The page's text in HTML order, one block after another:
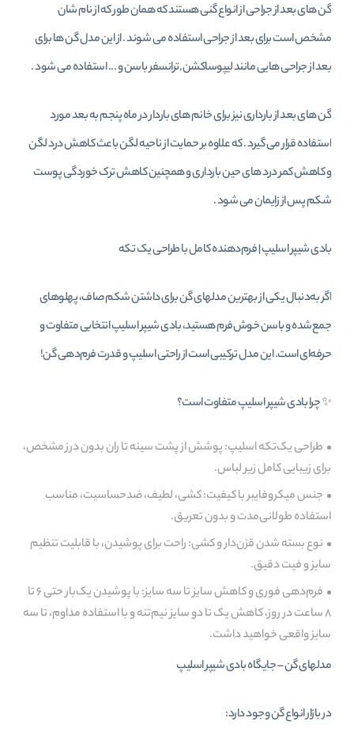
گن های بعد از جراحی از انواع گنی هستند که همان طور که از نام شان
مشخص است برای بعد از جراحی استفاده می شوند . از این مدل گن ها برای
بعد از جراحی هایی مانند لیپوساکشن ,‌ترانسفر باسن و ... استفاده می شود .
گن های بعد از بارداری نیز برای خانم های باردار در ماه پنجم به بعد مورد
استفاده قرار می گیرد . که علاوه بر حمایت از ناحیه لگن باعث کاهش درد لگن
و کاهش کمر درد های حین بارداری و همچنین کاهش ترک خوردگی پوست
شکم پس از زایمان می شود .
بادی شیپر اسلیپ | فرم‌دهنده کامل با طراحی یک‌ تکه
اگر به‌دنبال یکی از بهترین مدلهای گن برای داشتن شکم صاف، پهلوهای
جمع‌شده و باسن خوش‌فرم هستید، بادی شیپر اسلیپ انتخابی متفاوت و
حرفه‌ای است. این مدل ترکیبی است از راحتی اسلیپ و قدرت فرم‌دهی گن!
✨ چرا بادی شیپر اسلیپ متفاوت است؟
طراحی یک‌تکه اسلیپ: پوشش از پشت سینه تا ران بدون درز مشخص،
برای زیبایی کامل زیر لباس.
جنس میکروفایبر با کیفیت: کشی، لطیف، ضدحساسیت، مناسب
استفاده طولانی‌مدت و بدون تعریق.
نوع بسته شدن قزن‌دار و کشی: راحت برای پوشیدن، با قابلیت تنظیم
سایز و فیت دقیق.
فرم‌دهی فوری و کاهش سایز تا سه سایز: با پوشیدن یک‌بار حتی ۶ تا
۸ ساعت در روز، کاهش یک تا دو سایز نیم‌تنه و با استفاده مداوم، تا سه
سایز واقعی خواهید داشت.
مدلهای گن – جایگاه بادی شیپر اسلیپ
در بازار انواع گن وجود دارد: